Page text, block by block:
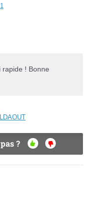
! Bonne
?
OU
I
NO